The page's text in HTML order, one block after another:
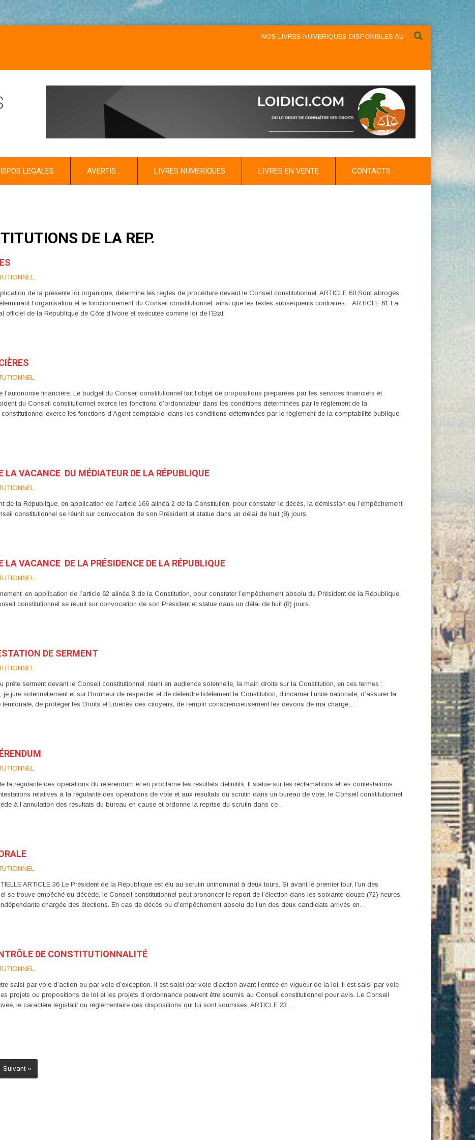
NOS LIVRES NUMERIQUES DISPONIBLES AU NIVEAU DU MENU ...NOS
LEGALES AVERTIS… LIVRES NUMERIQUES LIVRES EN VENTE CONTACTS
DE LA REP.
de la présente loi organique, détermine les règles de procédure devant le Conseil constitutionnel. ARTICLE 60 Sont abrogés
l’organisation et le fonctionnement du Conseil constitutionnel, ainsi que les textes subséquents contraires. ARTICLE 61 La
de la République de Côte d’Ivoire et exécutée comme loi de l’Etat.
l’autonomie financière. Le budget du Conseil constitutionnel fait l’objet de propositions préparées par les services financiers et
du Conseil constitutionnel exerce les fonctions d’ordonnateur dans les conditions déterminées par le règlement de la
exerce les fonctions d’Agent comptable, dans les conditions déterminées par le règlement de la comptabilité publique.
VACANCE DU MÉDIATEUR DE LA RÉPUBLIQUE
de la République, en application de l’article 166 alinéa 2 de la Constitution, pour constater le décès, la démission ou l’empêchement
constitutionnel se réunit sur convocation de son Président et statue dans un délai de huit (8) jours.
VACANCE DE LA PRÉSIDENCE DE LA RÉPUBLIQUE
en application de l’article 62 alinéa 3 de la Constitution, pour constater l’empêchement absolu du Président de la République,
constitutionnel se réunit sur convocation de son Président et statue dans un délai de huit (8) jours.
DE SERMENT
prête serment devant le Conseil constitutionnel, réuni en audience solennelle, la main droite sur la Constitution, en ces termes :
jure solennellement et sur l’honneur de respecter et de défendre fidèlement la Constitution, d’incarner l’unité nationale, d’assurer la
territoriale, de protéger les Droits et Libertés des citoyens, de remplir consciencieusement les devoirs de ma charge…
la régularité des opérations du référendum et en proclame les résultats définitifs. Il statue sur les réclamations et les contestations.
relatives à la régularité des opérations de vote et aux résultats du scrutin dans un bureau de vote, le Conseil constitutionnel
à l’annulation des résultats du bureau en cause et ordonne la reprise du scrutin dans ce…
ARTICLE 36 Le Président de la République est élu au scrutin uninominal à deux tours. Si avant le premier tour, l’un des
se trouve empêché ou décède, le Conseil constitutionnel peut prononcer le report de l’élection dans les soixante-douze (72) heures,
chargée des élections. En cas de décès ou d’empêchement absolu de l’un des deux candidats arrivés en…
DE CONSTITUTIONNALITÉ
saisi par voie d’action ou par voie d’exception. Il est saisi par voie d’action avant l’entrée en vigueur de la loi. Il est saisi par voie
projets ou propositions de loi et les projets d’ordonnance peuvent être soumis au Conseil constitutionnel pour avis. Le Conseil
le caractère législatif ou réglementaire des dispositions qui lui sont soumises. ARTICLE 23…
Suivant »